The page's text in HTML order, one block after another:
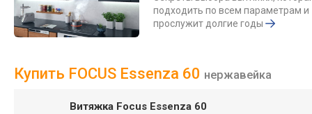
подходить по всем параметрам и
прослужит долгие годы
Купить FOCUS Essenza 60 нержавейка
Витяжка Focus Essenza 60